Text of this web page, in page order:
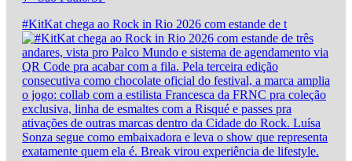
#KitKat chega ao Rock in Rio 2026 com estande de t